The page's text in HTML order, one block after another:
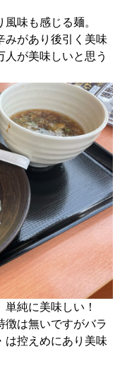
味も感じる麺。
みがあり後引く美味
人が美味しいと思う
純に美味しい！
徴は無いですがバラ
は控えめにあり美味